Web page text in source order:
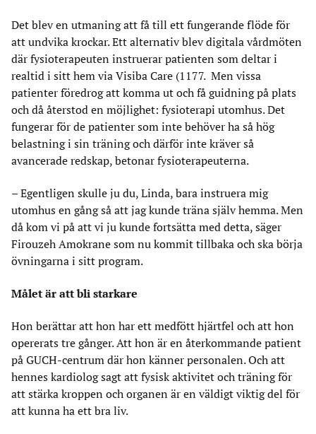
Det blev en utmaning att få till ett fungerande flöde för
att undvika krockar. Ett alternativ blev digitala vårdmöten
där fysioterapeuten instruerar patienten som deltar i
realtid i sitt hem via Visiba Care (1177. Men vissa
patienter föredrog att komma ut och få guidning på plats
och då återstod en möjlighet: fysioterapi utomhus. Det
fungerar för de patienter som inte behöver ha så hög
belastning i sin träning och därför inte kräver så
avancerade redskap, betonar fysioterapeuterna.
– Egentligen skulle ju du, Linda, bara instruera mig
utomhus en gång så att jag kunde träna själv hemma. Men
då kom vi på att vi ju kunde fortsätta med detta, säger
Firouzeh Amokrane som nu kommit tillbaka och ska börja
övningarna i sitt program.
Målet är att bli starkare
Hon berättar att hon har ett medfött hjärtfel och att hon
opererats tre gånger. Att hon är en återkommande patient
på GUCH-centrum där hon känner personalen. Och att
hennes kardiolog sagt att fysisk aktivitet och träning för
att stärka kroppen och organen är en väldigt viktig del för
att kunna ha ett bra liv.